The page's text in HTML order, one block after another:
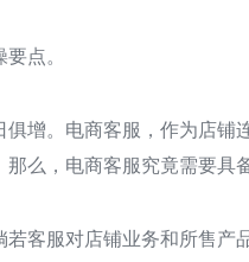
点。
增。电商客服，作为店
么，电商客服究竟需要具
客服对店铺业务和所售产